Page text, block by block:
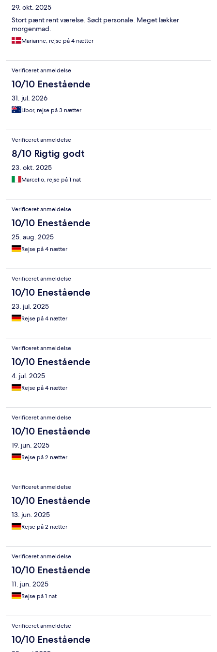
29. okt. 2025
Stort pænt rent værelse. Sødt personale. Meget lækker
morgenmad.
Marianne, rejse på 4 nætter
Verificeret anmeldelse
10/10 Enestående
31. jul. 2026
Libor, rejse på 3 nætter
Verificeret anmeldelse
8/10 Rigtig godt
23. okt. 2025
Marcello, rejse på 1 nat
Verificeret anmeldelse
10/10 Enestående
25. aug. 2025
Rejse på 4 nætter
Verificeret anmeldelse
10/10 Enestående
23. jul. 2025
Rejse på 4 nætter
Verificeret anmeldelse
10/10 Enestående
4. jul. 2025
Rejse på 4 nætter
Verificeret anmeldelse
10/10 Enestående
19. jun. 2025
Rejse på 2 nætter
Verificeret anmeldelse
10/10 Enestående
13. jun. 2025
Rejse på 2 nætter
Verificeret anmeldelse
10/10 Enestående
11. jun. 2025
Rejse på 1 nat
Verificeret anmeldelse
10/10 Enestående